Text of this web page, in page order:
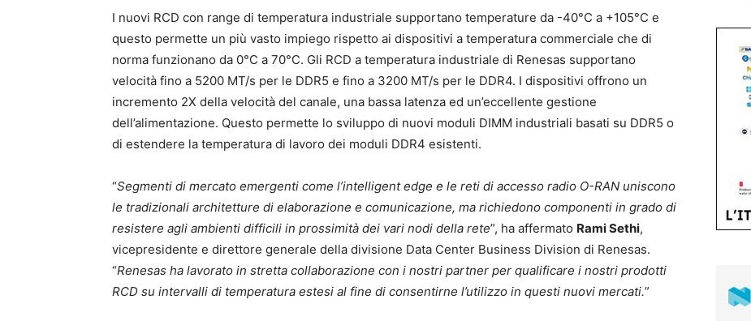
I nuovi RCD con range di temperatura industriale supportano temperature da -40°C a +105°C e
questo permette un più vasto impiego rispetto ai dispositivi a temperatura commerciale che di
norma funzionano da 0°C a 70°C. Gli RCD a temperatura industriale di Renesas supportano
velocità fino a 5200 MT/s per le DDR5 e fino a 3200 MT/s per le DDR4. I dispositivi offrono un
incremento 2X della velocità del canale, una bassa latenza ed un’eccellente gestione
dell’alimentazione. Questo permette lo sviluppo di nuovi moduli DIMM industriali basati su DDR5 o
di estendere la temperatura di lavoro dei moduli DDR4 esistenti.
“Segmenti di mercato emergenti come l’intelligent edge e le reti di accesso radio O-RAN uniscono
le tradizionali architetture di elaborazione e comunicazione, ma richiedono componenti in grado di
resistere agli ambienti difficili in prossimità dei vari nodi della rete”, ha affermato Rami Sethi,
vicepresidente e direttore generale della divisione Data Center Business Division di Renesas.
“Renesas ha lavorato in stretta collaborazione con i nostri partner per qualificare i nostri prodotti
RCD su intervalli di temperatura estesi al fine di consentirne l’utilizzo in questi nuovi mercati.”